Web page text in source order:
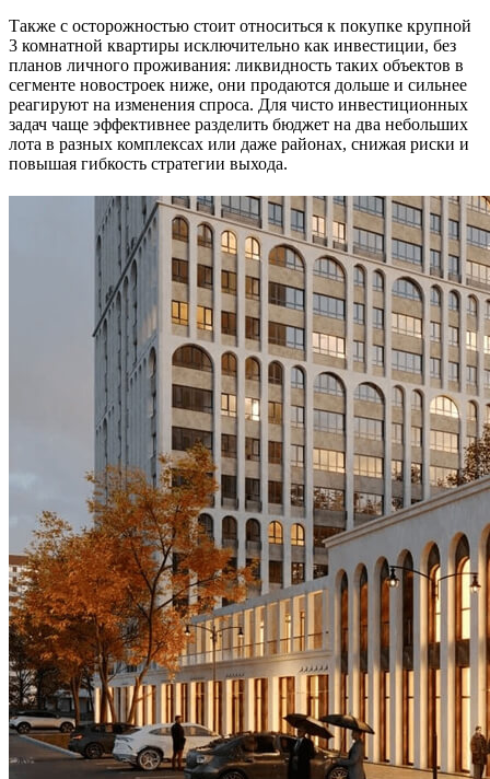
Также с осторожностью стоит относиться к покупке крупной
3 комнатной квартиры исключительно как инвестиции, без
планов личного проживания: ликвидность таких объектов в
сегменте новостроек ниже, они продаются дольше и сильнее
реагируют на изменения спроса. Для чисто инвестиционных
задач чаще эффективнее разделить бюджет на два небольших
лота в разных комплексах или даже районах, снижая риски и
повышая гибкость стратегии выхода.